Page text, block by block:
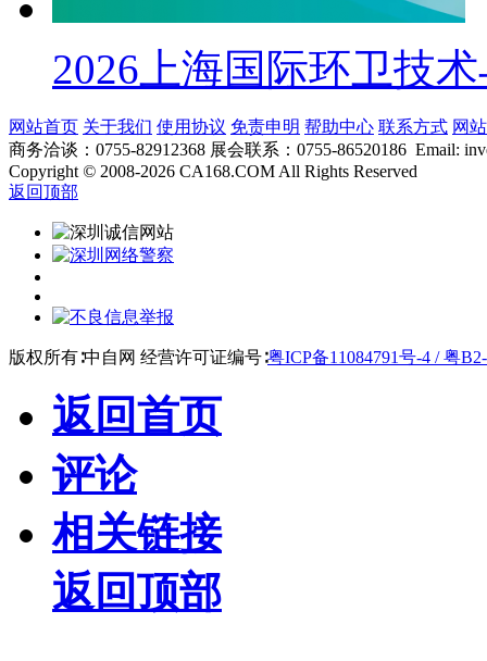
2026上海国际环卫技
网站首页 关于我们 使用协议 免责申明 帮助中心 联系方式 网
商务洽谈：0755-82912368 展会联系：0755-86520186 Email:
Copyright © 2008-2026 CA168.COM All Rights Reserved
返回顶部
版权所有∶中自网 经营许可证编号∶粤ICP备11084791号-4 / 粤
返回首页
评论
相关链接
返回顶部